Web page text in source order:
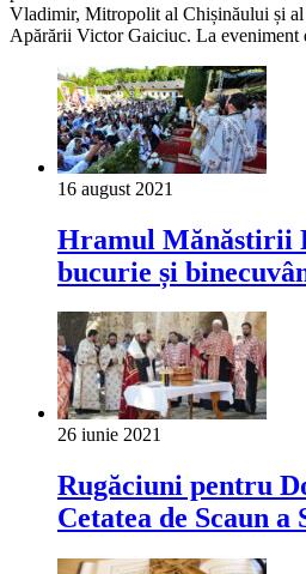
Vladimir, Mitropolit al Chișinăului și
Apărării Victor Gaiciuc. La
16 august 2021
Hramul Mănăstirii
bucurie și
26 iunie 2021
Rugăciuni pentru
Cetatea de Scaun a